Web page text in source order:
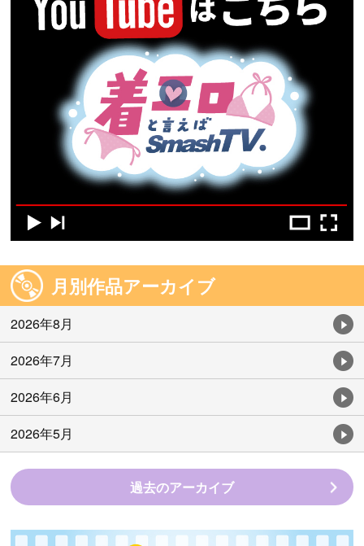
月別作品アーカイブ
2026年8月
2026年7月
2026年6月
2026年5月
過去のアーカイブ